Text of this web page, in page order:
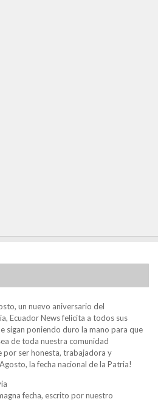
un nuevo aniversario del
Ecuador News felicita a todos sus
sigan poniendo duro la mano para que
de toda nuestra comunidad
por ser honesta, trabajadora y
la fecha nacional de la Patria!
fecha, escrito por nuestro